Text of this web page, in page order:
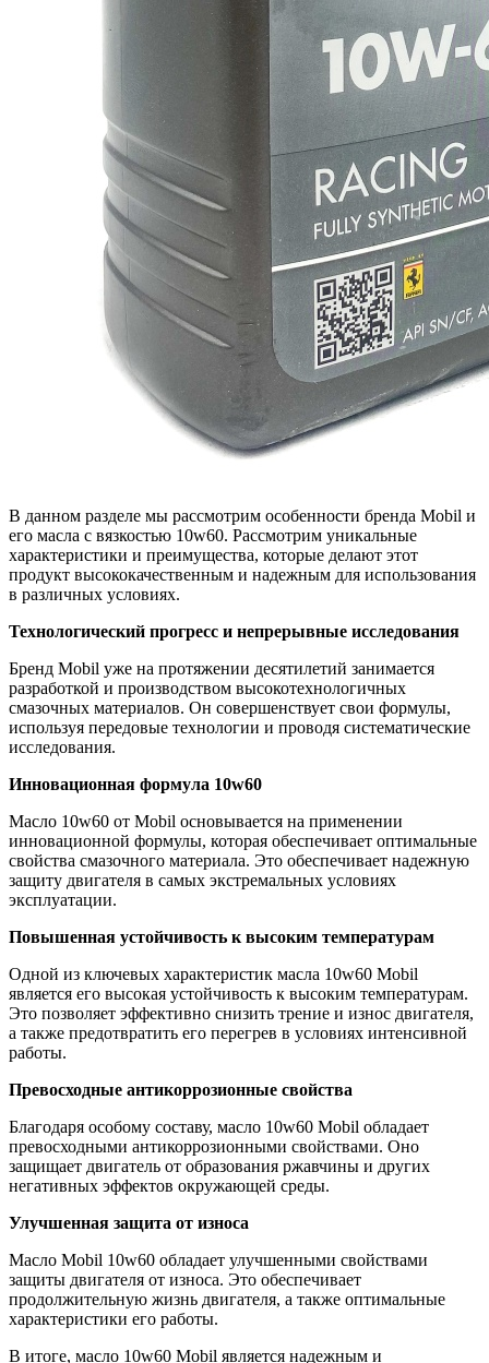
В данном разделе мы рассмотрим особенности бренда Mobil и
его масла с вязкостью 10w60. Рассмотрим уникальные
характеристики и преимущества, которые делают этот
продукт высококачественным и надежным для использования
в различных условиях.
Технологический прогресс и непрерывные исследования
Бренд Mobil уже на протяжении десятилетий занимается
разработкой и производством высокотехнологичных
смазочных материалов. Он совершенствует свои формулы,
используя передовые технологии и проводя систематические
исследования.
Инновационная формула 10w60
Масло 10w60 от Mobil основывается на применении
инновационной формулы, которая обеспечивает оптимальные
свойства смазочного материала. Это обеспечивает надежную
защиту двигателя в самых экстремальных условиях
эксплуатации.
Повышенная устойчивость к высоким температурам
Одной из ключевых характеристик масла 10w60 Mobil
является его высокая устойчивость к высоким температурам.
Это позволяет эффективно снизить трение и износ двигателя,
а также предотвратить его перегрев в условиях интенсивной
работы.
Превосходные антикоррозионные свойства
Благодаря особому составу, масло 10w60 Mobil обладает
превосходными антикоррозионными свойствами. Оно
защищает двигатель от образования ржавчины и других
негативных эффектов окружающей среды.
Улучшенная защита от износа
Масло Mobil 10w60 обладает улучшенными свойствами
защиты двигателя от износа. Это обеспечивает
продолжительную жизнь двигателя, а также оптимальные
характеристики его работы.
В итоге, масло 10w60 Mobil является надежным и